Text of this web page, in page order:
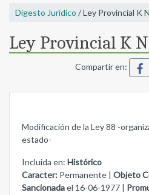
Digesto Jurídico / Ley Provincial K
Ley Provincial K
Compartir en:
Modificación de la Ley 88 -
estado-
Incluida en: Histórico
Caracter: Permanente | Objeto
Sancionadael 16-06-1977 |